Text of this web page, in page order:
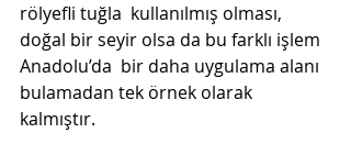
rölyefli tuğla  kullanılmış olması,
doğal bir seyir olsa da bu farklı işlem
Anadolu’da  bir daha uygulama alanı
bulamadan tek örnek olarak
kalmıştır.